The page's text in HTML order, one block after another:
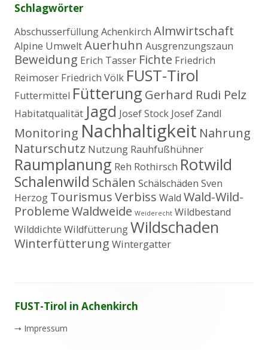
c
h
:
Schlagwörter
AbschusserfüllungAchenkirch Almwirtschaft
Alpine UmweltAuerhuhn Ausgrenzungszaun
Beweidung Erich Tasser Fichte Friedrich
Reimoser Friedrich Völk FUST-Tirol
Futtermittel Fütterung Gerhard Rudi Pelz
Habitatqualität Jagd Josef Stock Josef Zandl
Monitoring Nachhaltigkeit Nahrung
Naturschutz Nutzung Rauhfußhühner
Raumplanung Reh Rothirsch Rotwild
Schalenwild Schälen Schälschäden Sven
Herzog TourismusVerbiss Wald Wald-Wild-
ProblemeWaldweide Weiderecht Wildbestand
Wilddichte WildfütterungWildschaden
Winterfütterung Wintergatter
Inhalt
FUST-Tirol in Achenkirch
→ Impressum